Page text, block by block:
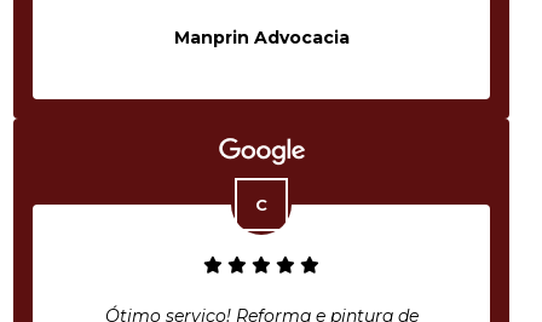
Manprin Advocacia
Ótimo serviço! Reforma e pintura de